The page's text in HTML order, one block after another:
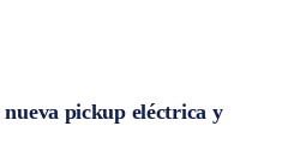
pickup eléctrica y